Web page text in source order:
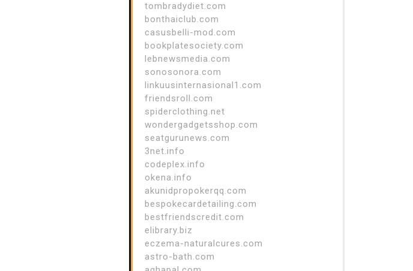
tombradydiet.com
bonthaiclub.com
casusbelli-mod.com
bookplatesociety.com
lebnewsmedia.com
sonosonora.com
linkuusinternasional1.com
friendsroll.com
spiderclothing.net
wondergadgetsshop.com
seatgurunews.com
3net.info
codeplex.info
okena.info
akunidpropokerqq.com
bespokecardetailing.com
bestfriendscredit.com
elibrary.biz
eczema-naturalcures.com
astro-bath.com